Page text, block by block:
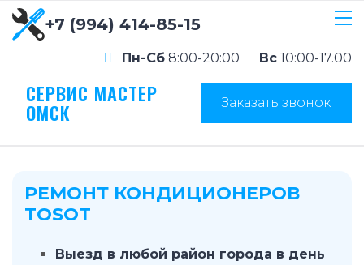
+7 (994) 414-85-15
Пн-Сб 8:00-20:00 Вс 10:00-17.00
СЕРВИС МАСТЕР
ОМСК Заказать звонок
РЕМОНТ КОНДИЦИОНЕРОВ
TOSOT
Выезд в любой район города в день